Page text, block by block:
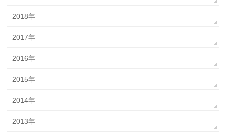
2018年
2017年
2016年
2015年
2014年
2013年